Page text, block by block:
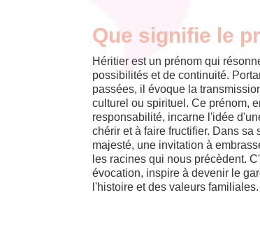
Que signifie le
Héritier est un prénom qui
possibilités et de continuité.
passées, il évoque la
culturel ou spirituel. Ce prénom,
responsabilité, incarne l'idée
chérir et à faire fructifier. Dans
majesté, une invitation à
les racines qui nous précèdent.
évocation, inspire à devenir le
l'histoire et des valeurs familiales.